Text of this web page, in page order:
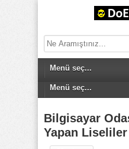
Bilgisayar
Yapan Liseliler